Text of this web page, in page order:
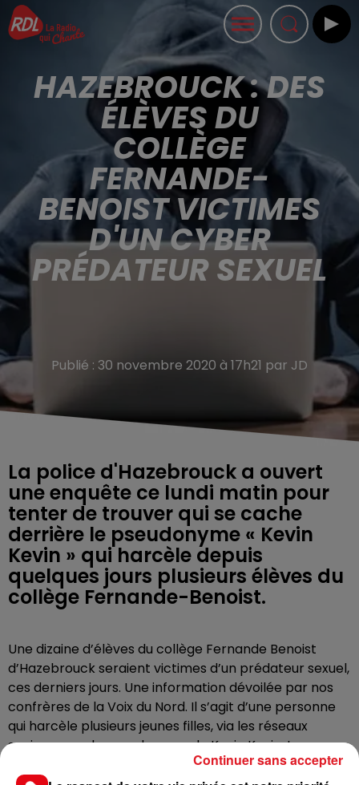
HAZEBROUCK : DES
ÉLÈVES DU
COLLÈGE
FERNANDE-
BENOIST VICTIMES
D'UN CYBER
PRÉDATEUR SEXUEL
Publié : 30 novembre 2020 à 17h21 par JD
La police d'Hazebrouck a ouvert
une enquête ce lundi matin pour
tenter de trouver qui se cache
derrière le pseudonyme « Kevin
Kevin » qui harcèle depuis
quelques jours plusieurs élèves du
collège Fernande-Benoist.
Une dizaine d’élèves du collège Fernande Benoist
d’Hazebrouck seraient victimes d’un prédateur sexuel,
ces derniers jours. Une information dévoilée par nos
confrères de la Voix du Nord. Il s’agit d’une personne
qui harcèle plusieurs jeunes filles, via les réseaux
sociaux, sous le pseudonyme de Kevin Kevin. Le
prédateur récupérerait des photos des jeunes filles
Continuer sans accepter